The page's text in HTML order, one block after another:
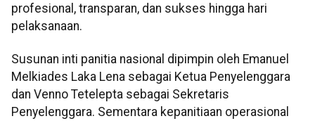
profesional, transparan, dan sukses hingga hari
pelaksanaan.
Susunan inti panitia nasional dipimpin oleh Emanuel
Melkiades Laka Lena sebagai Ketua Penyelenggara
dan Venno Tetelepta sebagai Sekretaris
Penyelenggara. Sementara kepanitiaan operasional